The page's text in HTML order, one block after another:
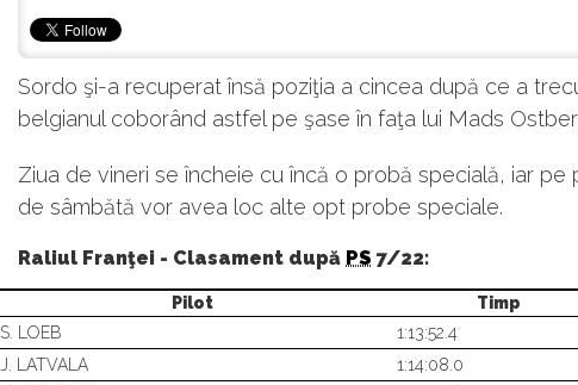
Sordo şi-a recuperat însă poziţia a cincea după ce a
belgianul coborând astfel pe şase în faţa lui Mads
Ziua de vineri se încheie cu încă o probă specială, iar pe
de sâmbătă vor avea loc alte opt probe speciale.
Raliul Franţei - Clasament după PS 7/22:
Pilot Timp
S. LOEB 1:13:52.4
J. LATVALA 1:14:08.0